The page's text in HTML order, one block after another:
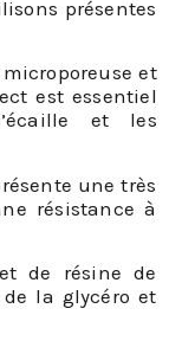
présentes
et
est essentiel
et les
une très
résistance à
de résine de
la glycéro et